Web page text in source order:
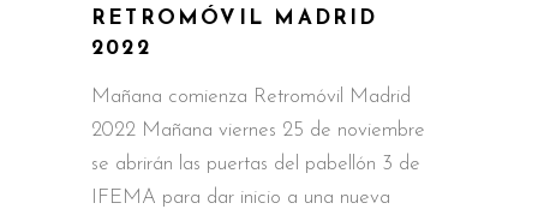
RETROMÓVIL MADRID
2022
Mañana comienza Retromóvil Madrid
2022 Mañana viernes 25 de noviembre
se abrirán las puertas del pabellón 3 de
IFEMA para dar inicio a una nueva